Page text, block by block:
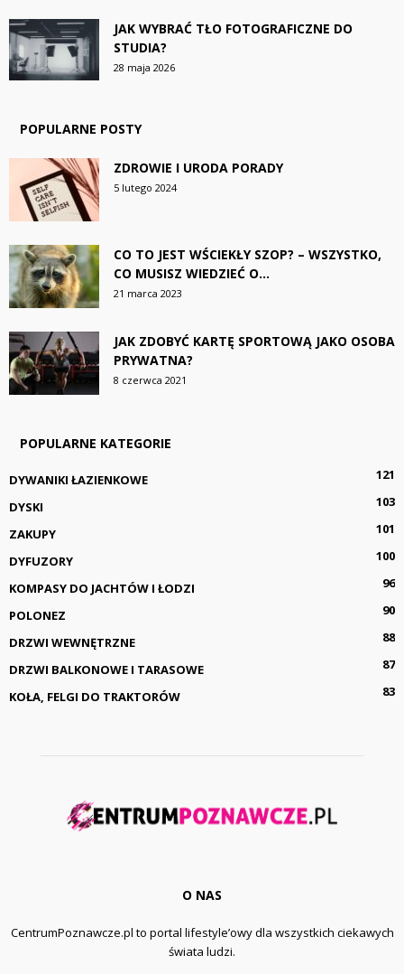
JAK WYBRAĆ TŁO FOTOGRAFICZNE DO
STUDIA?
28 maja 2026
POPULARNE POSTY
ZDROWIE I URODA PORADY
5 lutego 2024
CO TO JEST WŚCIEKŁY SZOP? – WSZYSTKO,
CO MUSISZ WIEDZIEĆ O...
21 marca 2023
JAK ZDOBYĆ KARTĘ SPORTOWĄ JAKO OSOBA
PRYWATNA?
8 czerwca 2021
POPULARNE KATEGORIE
DYWANIKI ŁAZIENKOWE
121
DYSKI
103
ZAKUPY
101
DYFUZORY
100
KOMPASY DO JACHTÓW I ŁODZI
96
POLONEZ
90
DRZWI WEWNĘTRZNE
88
DRZWI BALKONOWE I TARASOWE
87
KOŁA, FELGI DO TRAKTORÓW
83
O NAS
CentrumPoznawcze.pl to portal lifestyle’owy dla wszystkich ciekawych
świata ludzi.